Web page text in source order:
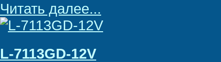
Читать далее...
L-7113GD-12V